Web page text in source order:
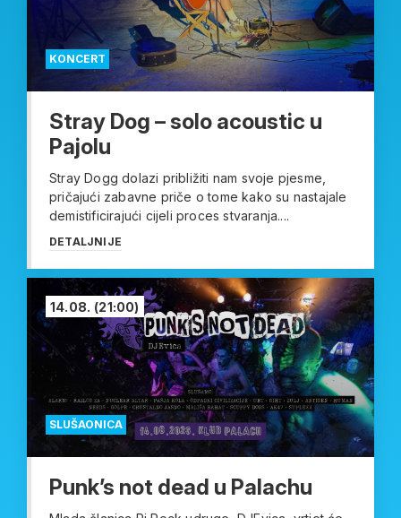
KONCERT
Stray Dog – solo acoustic u
Pajolu
Stray Dogg dolazi približiti nam svoje pjesme,
pričajući zabavne priče o tome kako su nastajale
demistificirajući cijeli proces stvaranja....
DETALJNIJE
SLUŠAONICA
14.08. (21:00)
Punk’s not dead u Palachu